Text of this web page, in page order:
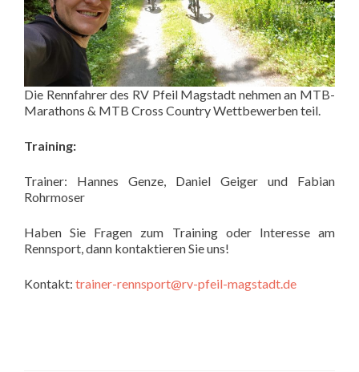
Die Rennfahrer des RV Pfeil Magstadt nehmen an MTB-
Marathons & MTB Cross Country Wettbewerben teil.
Training:
Trainer: Hannes Genze, Daniel Geiger und Fabian
Rohrmoser
Haben Sie Fragen zum Training oder Interesse am
Rennsport, dann kontaktieren Sie uns!
Kontakt: trainer-rennsport@rv-pfeil-magstadt.de